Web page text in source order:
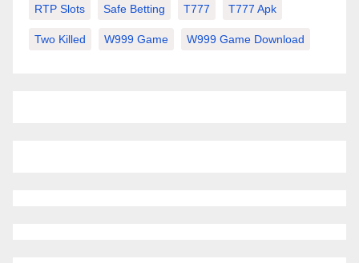
RTP Slots Safe Betting T777 T777 Apk
Two Killed W999 Game W999 Game Download